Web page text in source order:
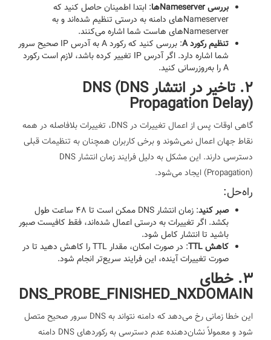
بررسی Nameserverها
: ابتدا اطمینان حاصل کنید که
Nameserverهای دامنه به درستی تنظیم شده‌اند و به
Nameserverهای هاست شما اشاره می‌کنند.
تنظیم رکورد A
: بررسی کنید که رکورد A به آدرس IP صحیح سرور
شما اشاره دارد. اگر آدرس IP تغییر کرده باشد، لازم است رکورد
A را به‌روزرسانی کنید.
2. تاخیر در انتشار DNS (DNS
Propagation Delay)
گاهی اوقات پس از اعمال تغییرات در DNS، تغییرات بلافاصله در همه
نقاط جهان اعمال نمی‌شوند و برخی کاربران همچنان به تنظیمات قبلی
دسترسی دارند. این مشکل به دلیل فرایند زمان انتشار DNS
(Propagation) ایجاد می‌شود.
راه‌حل:
صبر کنید
: زمان انتشار DNS ممکن است تا 48 ساعت طول
بکشد. اگر تغییرات به درستی اعمال شده‌اند، فقط کافیست صبور
باشید تا انتشار کامل شود.
کاهش TTL
: در صورت امکان، مقدار TTL را کاهش دهید تا در
صورت تغییرات آینده، این فرایند سریع‌تر انجام شود.
3. خطای
DNS_PROBE_FINISHED_NXDOMAIN
این خطا زمانی رخ می‌دهد که دامنه نتواند به DNS سرور صحیح متصل
شود و معمولاً نشان‌دهنده عدم دسترسی به رکوردهای DNS دامنه